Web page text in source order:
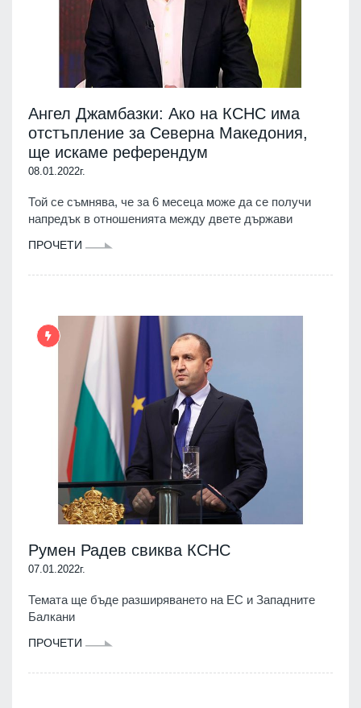
Ангел Джамбазки: Ако на КСНС има
отстъпление за Северна Македония,
ще искаме референдум
08.01.2022г.
Той се съмнява, че за 6 месеца може да се получи
напредък в отношенията между двете държави
ПРОЧЕТИ
Румен Радев свиква КСНС
07.01.2022г.
Темата ще бъде разширяването на ЕС и Западните
Балкани
ПРОЧЕТИ